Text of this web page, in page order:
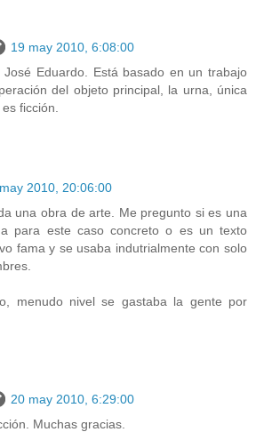
19 may 2010, 6:08:00
José Eduardo. Está basado en un trabajo
del objeto principal, la urna, única
ficción.
2010, 20:06:00
una obra de arte. Me pregunto si es una
para este caso concreto o es un texto
fama y se usaba indutrialmente con solo
menudo nivel se gastaba la gente por
20 may 2010, 6:29:00
Muchas gracias.